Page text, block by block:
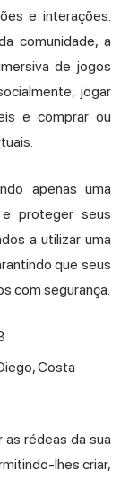
e interações.
comunidade, a
de jogos
jogar
e comprar ou
apenas uma
e proteger seus
a utilizar uma
que seus
com segurança.
Costa
rédeas da sua
lhes criar,